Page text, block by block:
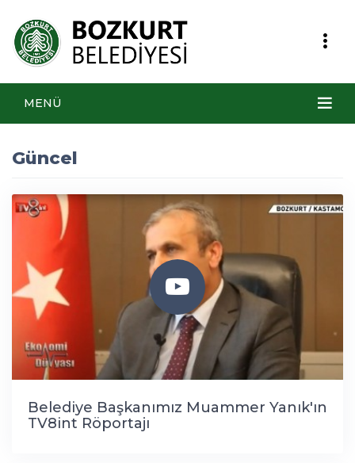
MENÜ
Güncel
Belediye Başkanımız Muammer Yanık'ın
TV8int Röportajı